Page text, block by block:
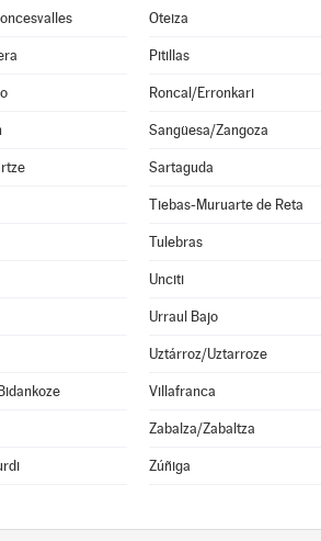
Oteiza
Pitillas
Roncal/Erronkari
Sangüesa/Zangoza
Sartaguda
Tiebas-Muruarte de Reta
Tulebras
Unciti
Urraul Bajo
Uztárroz/Uztarroze
Villafranca
Zabalza/Zabaltza
Zúñiga